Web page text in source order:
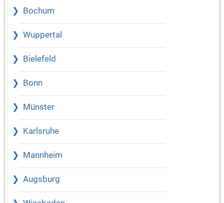
Bochum
Wuppertal
Bielefeld
Bonn
Münster
Karlsruhe
Mannheim
Augsburg